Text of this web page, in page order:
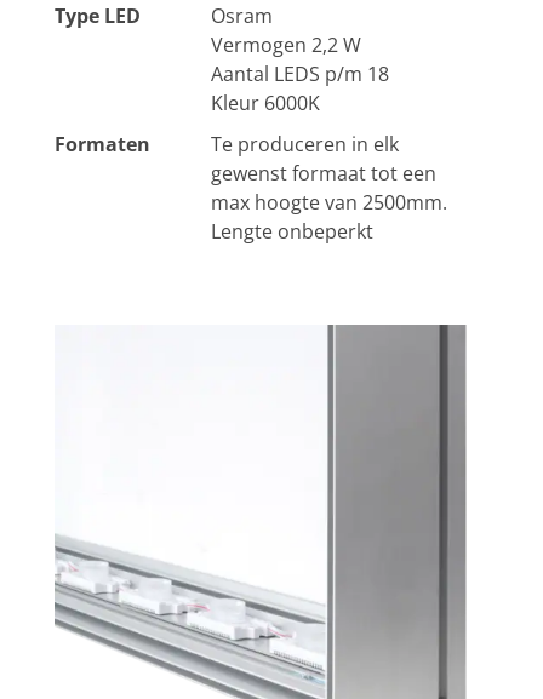
Type LED
Osram
Vermogen 2,2 W
Aantal LEDS p/m 18
Kleur 6000K
Formaten
Te produceren in elk
gewenst formaat tot een
max hoogte van 2500mm.
Lengte onbeperkt